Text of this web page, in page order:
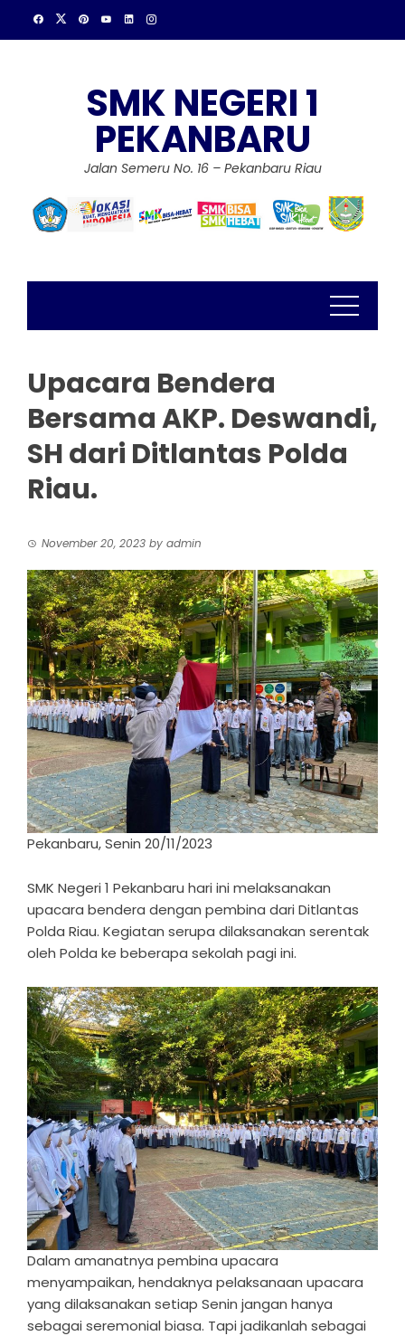
SMK NEGERI 1
PEKANBARU
Jalan Semeru No. 16 – Pekanbaru Riau
Upacara Bendera
Bersama AKP. Deswandi,
SH dari Ditlantas Polda
Riau.
November 20, 2023 by admin
Pekanbaru, Senin 20/11/2023
SMK Negeri 1 Pekanbaru hari ini melaksanakan
upacara bendera dengan pembina dari Ditlantas
Polda Riau. Kegiatan serupa dilaksanakan serentak
oleh Polda ke beberapa sekolah pagi ini.
Dalam amanatnya pembina upacara
menyampaikan, hendaknya pelaksanaan upacara
yang dilaksanakan setiap Senin jangan hanya
sebagai seremonial biasa. Tapi jadikanlah sebagai